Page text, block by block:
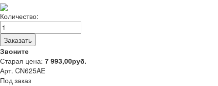
Количество:
Заказать
Звоните
Старая цена: 7 993,00руб.
Арт. CN625AE
Под заказ